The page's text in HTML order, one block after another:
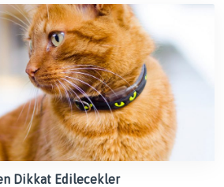
Dikkat Edilecekler